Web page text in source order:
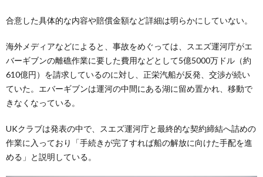
合意した具体的な内容や賠償金額など詳細は明らかにしていない。
海外メディアなどによると、事故をめぐっては、スエズ運河庁がエ
バーギブンの離礁作業に要した費用などとして5億5000万ドル（約
610億円）を請求しているのに対し、正栄汽船が反発、交渉が続い
ていた。エバーギブンは運河の中間にある湖に留め置かれ、移動で
きなくなっている。
UKクラブは発表の中で、スエズ運河庁と最終的な契約締結へ詰めの
作業に入っており「手続きが完了すれば船の解放に向けた手配を進
める」と説明している。